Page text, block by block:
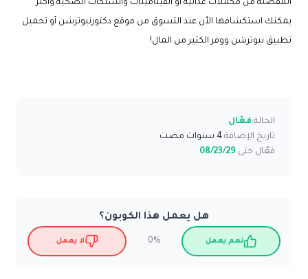
المفضلة من مكملات غذائية أو الفيتامينات والسنكات الصحية وأكثر
يمكنك استكشافها الأن عند التسوق من موقع دكتورنيوترشن أو تحميل
تطبيق نيوترشن ووفر الكثير من المال!
الحالة:فعّال
تاريخ الإضافة:4 سنوات مضت
فعّال حتى:08/23/29
هل يعمل هذا الكوبون؟
نعم يعمل 0% لا يعمل